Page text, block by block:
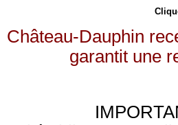
Château-Dauphin
garantit une